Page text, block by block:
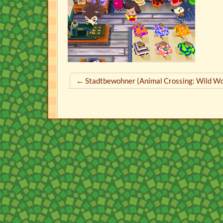
← Stadtbewohner (Animal Crossing: Wild